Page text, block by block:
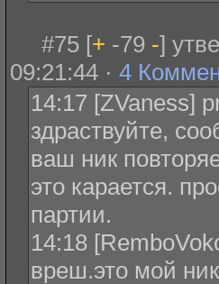
#75 [+ -79 -]
09:21:44 · 4
14:17 [ZVaness]
здраствуйте,
ваш ник
это карается.
партии.
14:18
вреш.это мой